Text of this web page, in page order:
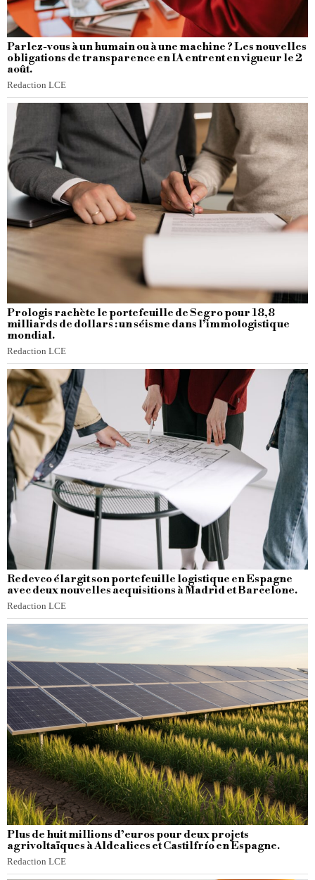
Parlez-vous à un humain ou à une machine ? Les nouvelles
obligations de transparence en IA entrent en vigueur le 2
août.
Redaction LCE
Prologis rachète le portefeuille de Segro pour 18,8
milliards de dollars : un séisme dans l’immologistique
mondial.
Redaction LCE
Redevco élargit son portefeuille logistique en Espagne
avec deux nouvelles acquisitions à Madrid et Barcelone.
Redaction LCE
Plus de huit millions d’euros pour deux projets
agrivoltaïques à Aldealices et Castilfrío en Espagne.
Redaction LCE